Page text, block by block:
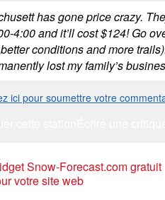
has gone price crazy.
4:00 and it’ll cost $124! Go
conditions and more
lost my family’s
ici pour soumettre votre
Snow-Forecast.com gratuit
votre site web